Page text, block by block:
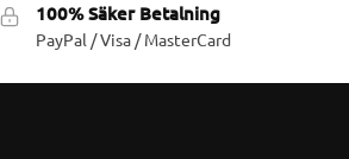
100% Säker Betalning
PayPal / Visa / MasterCard